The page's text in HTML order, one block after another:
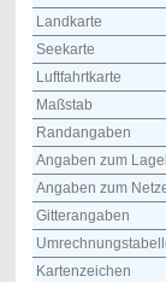
Landkarte
Seekarte
Luftfahrtkarte
Maßstab
Randangaben
Angaben zum
Angaben zum
Gitterangaben
Kartenzeichen